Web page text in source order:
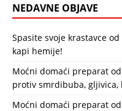
NEDAVNE OBJAVE
Spasite svoje krastavce
kapi hemije!
Moćni domaći preparat
protiv smrdibuba,
Moćni domaći preparat